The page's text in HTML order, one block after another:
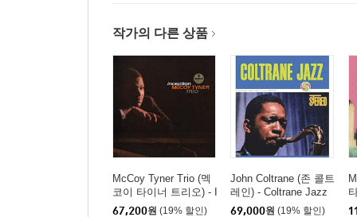
작가의 다른 상품
McCoy Tyner Trio (멕
코이 타이너 트리오) - I
nception [LP]
67,200원 (19% 할인)
John Coltrane (존 콜트
레인) - Coltrane Jazz
[SACD Hybrid]
69,000원 (19% 할인)